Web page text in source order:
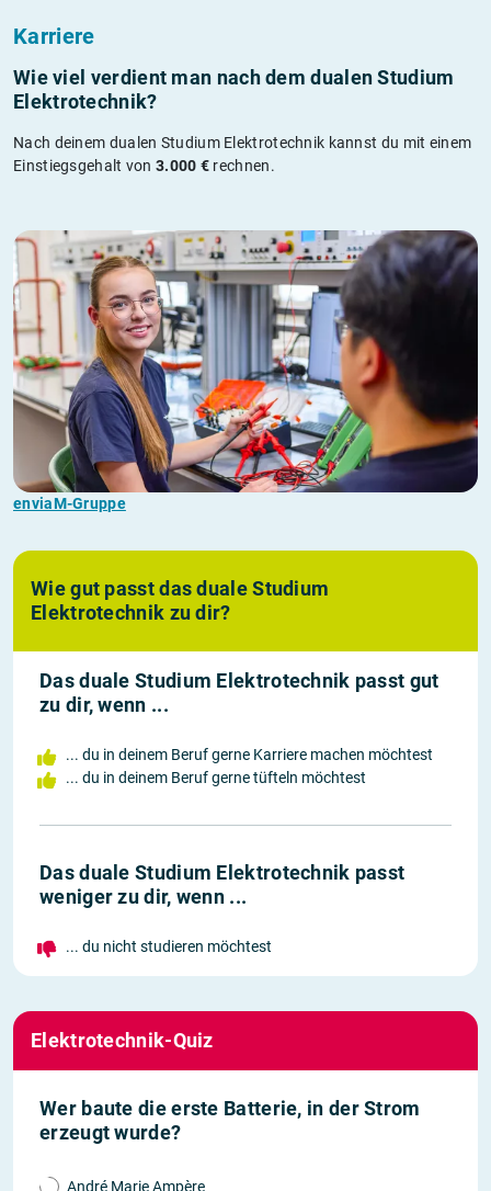
Karriere
Wie viel verdient man nach dem dualen Studium
Elektrotechnik?
Nach deinem dualen Studium Elektrotechnik kannst du mit einem
Einstiegsgehalt von3.000 € rechnen.
enviaM-Gruppe
Wie gut passt das duale Studium
Elektrotechnik zu dir?
Das duale Studium Elektrotechnik passt gut
zu dir, wenn ...
... du in deinem Beruf gerne Karriere machen möchtest
... du in deinem Beruf gerne tüfteln möchtest
Das duale Studium Elektrotechnik passt
weniger zu dir, wenn ...
... du nicht studieren möchtest
Elektrotechnik-Quiz
Wer baute die erste Batterie, in der Strom
erzeugt wurde?
André Marie Ampère